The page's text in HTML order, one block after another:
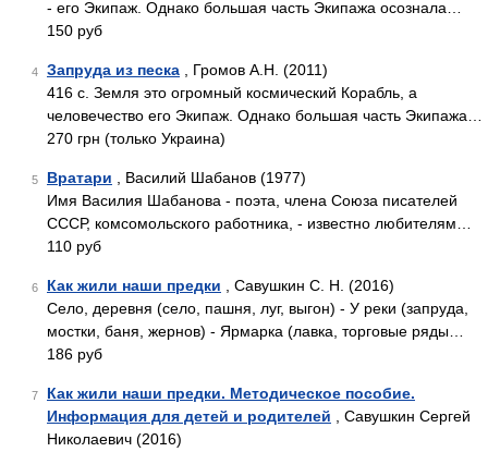
- его Экипаж. Однако большая часть Экипажа осознала…
150 руб
4 Запруда из песка , Громов А.Н. (2011)
416 с. Земля это огромный космический Корабль, а
человечество его Экипаж. Однако большая часть Экипажа…
270 грн (только Украина)
5 Вратари , Василий Шабанов (1977)
Имя Василия Шабанова - поэта, члена Союза писателей
СССР, комсомольского работника, - известно любителям…
110 руб
6 Как жили наши предки , Савушкин С. Н. (2016)
Село, деревня (село, пашня, луг, выгон) - У реки (запруда,
мостки, баня, жернов) - Ярмарка (лавка, торговые ряды…
186 руб
7
Как жили наши предки. Методическое пособие.
Информация для детей и родителей , Савушкин Сергей
Николаевич (2016)